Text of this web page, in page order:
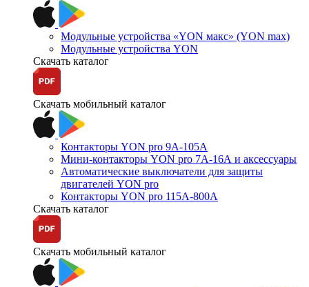
Модульные устройства «YON макс» (YON max)
Модульные устройства YON
Скачать каталог
Скачать мобильный каталог
Контакторы YON pro 9А-105А
Мини-контакторы YON pro 7А-16А и аксессуары
Автоматические выключатели для защиты
двигателей YON pro
Контакторы YON pro 115А-800А
Скачать каталог
Скачать мобильный каталог